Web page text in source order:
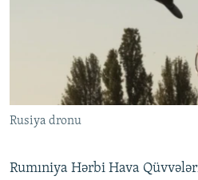
Rusiya dronu
Rumıniya Hərbi Hava